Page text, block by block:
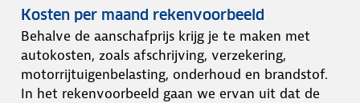
Kosten per maand rekenvoorbeeld
Behalve de aanschafprijs krijg je te maken met
autokosten, zoals afschrijving, verzekering,
motorrijtuigenbelasting, onderhoud en brandstof.
In het rekenvoorbeeld gaan we ervan uit dat de